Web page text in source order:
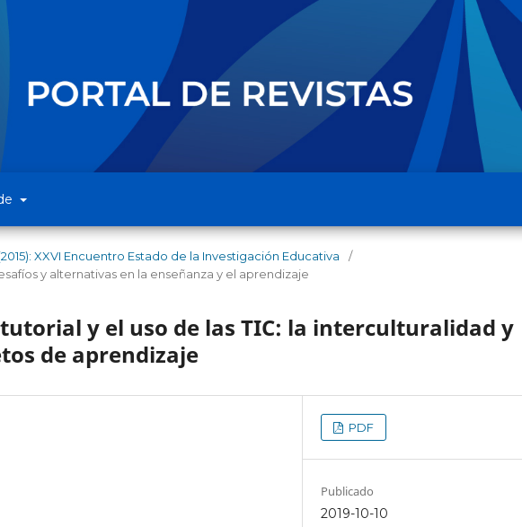
XXVI Encuentro Estado de la Investigación Educativa
/
y alternativas en la enseñanza y el aprendizaje
y el uso de las TIC: la interculturalidad y
de aprendizaje
PDF
Publicado
2019-10-10